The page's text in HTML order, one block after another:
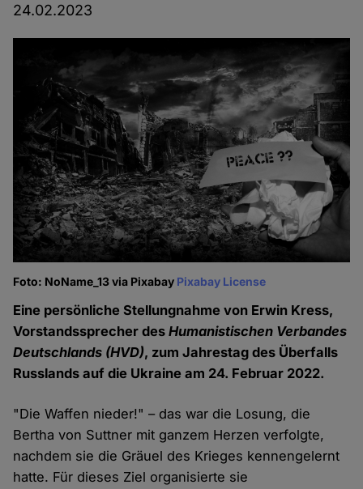
24.02.2023
Foto: NoName_13 via Pixabay Pixabay License
Eine persönliche Stellungnahme von Erwin Kress,
Vorstandssprecher desHumanistischen Verbandes
Deutschlands (HVD), zum Jahrestag des Überfalls
Russlands auf die Ukraine am 24. Februar 2022.
"Die Waffen nieder!" – das war die Losung, die
Bertha von Suttner mit ganzem Herzen verfolgte,
nachdem sie die Gräuel des Krieges kennengelernt
hatte. Für dieses Ziel organisierte sie